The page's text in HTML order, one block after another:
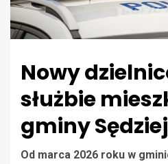
Nowy
służbie
gminy
Od marca 2026 roku w